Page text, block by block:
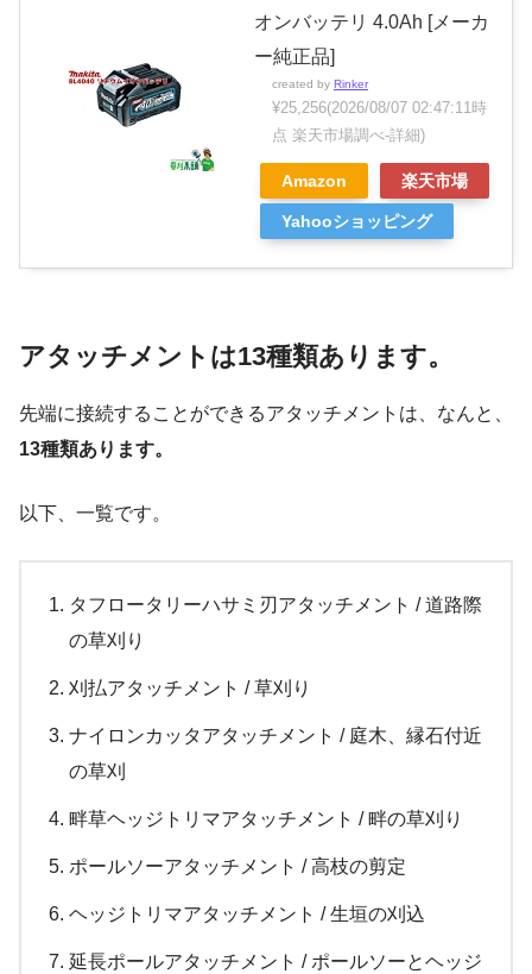
オンバッテリ 4.0Ah [メーカ
ー純正品]
created by Rinker
¥25,256(2026/08/07 02:47:11時
点 楽天市場調べ-詳細)
Amazon 楽天市場
Yahooショッピング
アタッチメントは13種類あります。
先端に接続することができるアタッチメントは、なんと、
13種類あります。
以下、一覧です。
タフロータリーハサミ刃アタッチメント / 道路際
の草刈り
刈払アタッチメント / 草刈り
ナイロンカッタアタッチメント / 庭木、縁石付近
の草刈
畔草ヘッジトリマアタッチメント / 畔の草刈り
ポールソーアタッチメント / 高枝の剪定
ヘッジトリマアタッチメント / 生垣の刈込
延長ポールアタッチメント / ポールソーとヘッジ